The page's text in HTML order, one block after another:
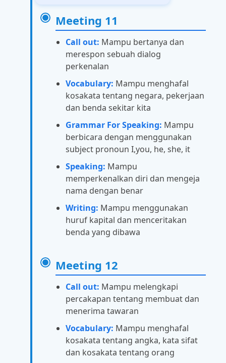
Meeting 11
Call out: Mampu bertanya dan
merespon sebuah dialog
perkenalan
Vocabulary: Mampu menghafal
kosakata tentang negara, pekerjaan
dan benda sekitar kita
Grammar For Speaking: Mampu
berbicara dengan menggunakan
subject pronoun I,you, he, she, it
Speaking: Mampu
memperkenalkan diri dan mengeja
nama dengan benar
Writing: Mampu menggunakan
huruf kapital dan menceritakan
benda yang dibawa
Meeting 12
Call out: Mampu melengkapi
percakapan tentang membuat dan
menerima tawaran
Vocabulary: Mampu menghafal
kosakata tentang angka, kata sifat
dan kosakata tentang orang